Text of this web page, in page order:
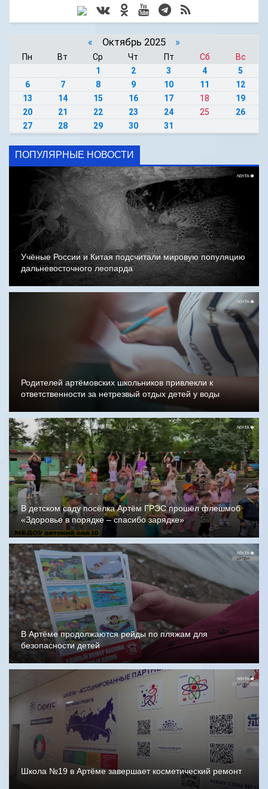
« Октябрь 2025 »
Пн Вт Ср Чт Пт Сб
Вс
1
2 3 4
5
6
7 8 9 10 11
12
13
14 15 16 17 18
19
20
21 22 23 24 25
26
27
28 29 30 31
ПОПУЛЯРНЫЕ НОВОСТИ
Учёные России и Китая подсчитали мировую популяцию
дальневосточного леопарда
Родителей артёмовских школьников привлекли к
ответственности за нетрезвый отдых детей у воды
В детском саду посёлка Артём ГРЭС прошёл флешмоб
«Здоровье в порядке – спасибо зарядке»
В Артёме продолжаются рейды по пляжам для
безопасности детей
Школа №19 в Артёме завершает косметический ремонт